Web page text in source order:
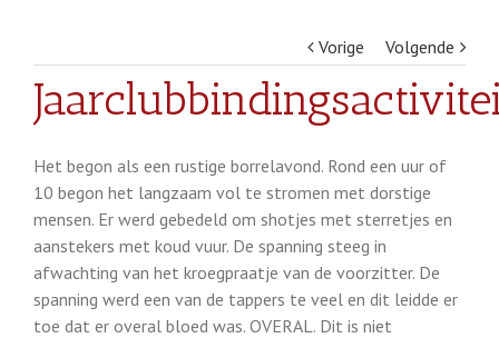
Vorige Volgende
Het begon als een rustige borrelavond. Rond een uur of
10 begon het langzaam vol te stromen met dorstige
mensen. Er werd gebedeld om shotjes met sterretjes en
aanstekers met koud vuur. De spanning steeg in
afwachting van het kroegpraatje van de voorzitter. De
spanning werd een van de tappers te veel en dit leidde er
toe dat er overal bloed was. OVERAL. Dit is niet